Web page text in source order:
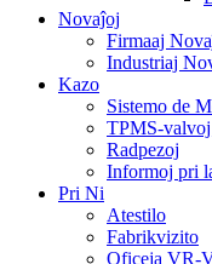
Novaĵoj
Firmaaj
Industriaj
Kazo
Sistemo de
TPMS-valvoj
Radpezoj
Informoj pri
Pri Ni
Atestilo
Fabrikvizito
Oficeja VR-